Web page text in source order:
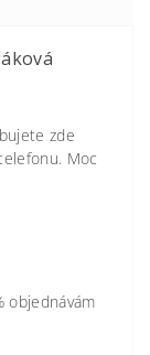
zde
Moc
objednávám